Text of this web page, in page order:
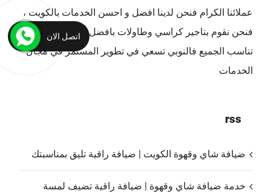
عملائنا الكرام فنحن لدينا افضل و احسن الخدمات بالكويت ،
فنحن نقوم بتاجير كراسي وطاولات بافضل الاسعار التي
تناسب الجميع فالنوبي تسعي في تطوير المستمر في مجال
الخدمات
rss
ضيافة شاي وقهوة الكويت | ضيافة راقية تليق بمناسبتك
خدمة ضيافة شاي وقهوة | ضيافة راقية تضيف لمسة
اتصل الان